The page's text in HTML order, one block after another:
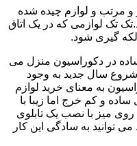
و مرتب و لوازم چیده شده
تک لوازمی که در یک اتاق
گیری شود.
در دکوراسیون منزل می
شروع سال جدید به وجود
به معنای خرید لوازم
و کم خرج اما زیبا با
میز با نصب یک تابلوی
توانید به سادگی این کار